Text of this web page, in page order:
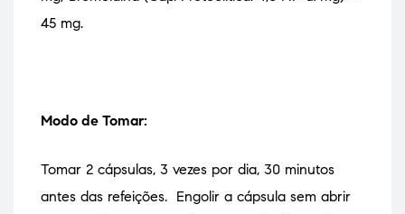
45 mg.
Modo de Tomar:
Tomar 2 cápsulas, 3 vezes por dia, 30 minutos
antes das refeições. Engolir a cápsula sem abrir